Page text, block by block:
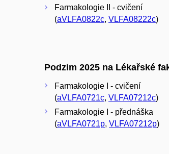
Farmakologie II - cvičení
(aVLFA0822c, VLFA08222c)
Podzim 2025 na Lékařské
Farmakologie I - cvičení
(aVLFA0721c, VLFA07212c)
Farmakologie I - přednáška
(aVLFA0721p, VLFA07212p)